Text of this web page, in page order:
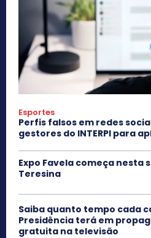
Esportes
Perfis falsos em redes
gestores do INTERPI para
Expo Favela começa nesta
Teresina
Saiba quanto tempo cada
Presidência terá em
gratuita na televisão